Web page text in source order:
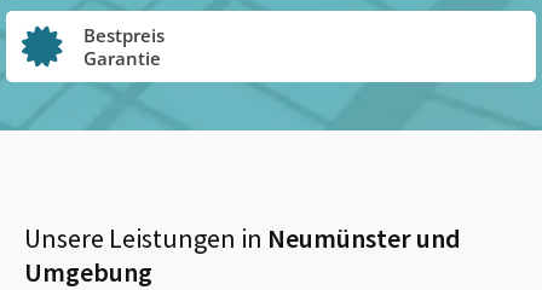
Bestpreis
Garantie
Unsere Leistungen in Neumünsterund
Umgebung